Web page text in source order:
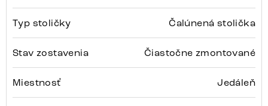
Typ stoličky Čalúnená stolička
Stav zostavenia Čiastočne zmontované
Miestnosť Jedáleň